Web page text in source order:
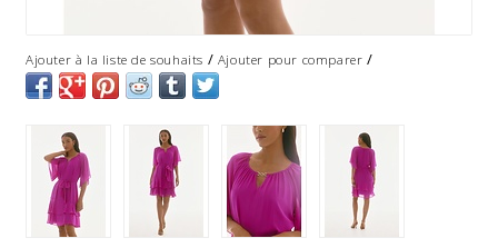
Ajouter à la liste de souhaits / Ajouter pour comparer /